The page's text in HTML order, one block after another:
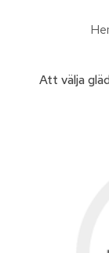
Att välja